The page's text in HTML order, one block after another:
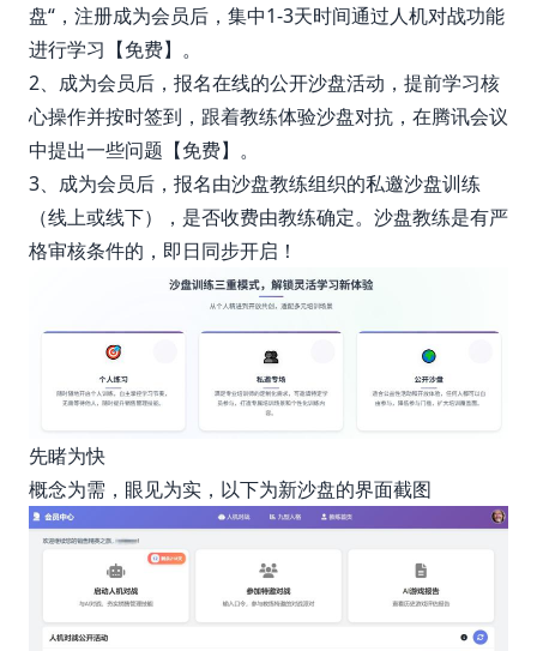
盘“，注册成为会员后，集中1-3天时间通过人机对战功能
进行学习【免费】。
2、成为会员后，报名在线的公开沙盘活动，提前学习核
心操作并按时签到，跟着教练体验沙盘对抗，在腾讯会议
中提出一些问题【免费】。
3、成为会员后，报名由沙盘教练组织的私邀沙盘训练
（线上或线下），是否收费由教练确定。沙盘教练是有严
格审核条件的，即日同步开启！
先睹为快
概念为需，眼见为实，以下为新沙盘的界面截图